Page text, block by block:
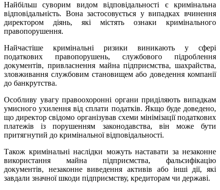
Найбільш суворим видом відповідальності є кримінальна
відповідальність. Вона застосовується у випадках вчинення
директором діянь, які містять ознаки кримінального
правопорушення.
Найчастіше кримінальні ризики виникають у сфері
податкових правопорушень, службового підроблення
документів, привласнення майна підприємства, шахрайства,
зловживання службовим становищем або доведення компанії
до банкрутства.
Особливу увагу правоохоронні органи приділяють випадкам
умисного ухилення від сплати податків. Якщо буде доведено,
що директор свідомо організував схеми мінімізації податкових
платежів із порушенням законодавства, він може бути
притягнутий до кримінальної відповідальності.
Також кримінальні наслідки можуть наставати за незаконне
використання майна підприємства, фальсифікацію
документів, незаконне виведення активів або інші дії, які
завдали значної шкоди підприємству, кредиторам чи державі.